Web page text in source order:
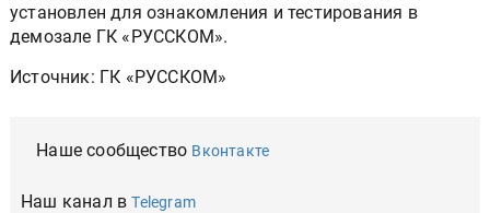
установлен для ознакомления и тестирования в
демозале ГК «РУССКОМ».
Источник: ГК «РУССКОМ»
Наше сообщество Вконтакте
Наш канал вTelegram